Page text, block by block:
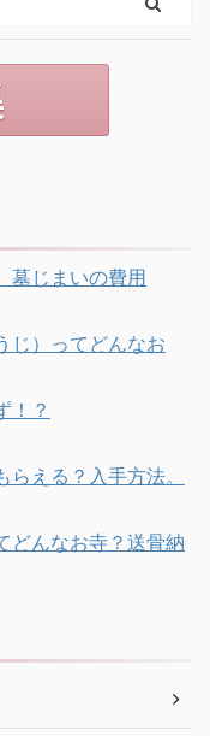
墓じまいの費用
じ）ってどんなお
！？
える？入手方法。
どんなお寺？送骨納